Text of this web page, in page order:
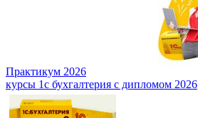
Практикум 2026
курсы 1с бухгалтерия с дипломом 2026